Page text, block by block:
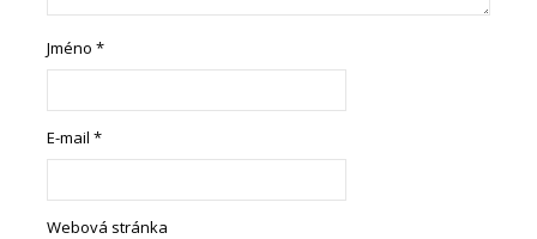
Jméno*
E-mail*
Webová stránka